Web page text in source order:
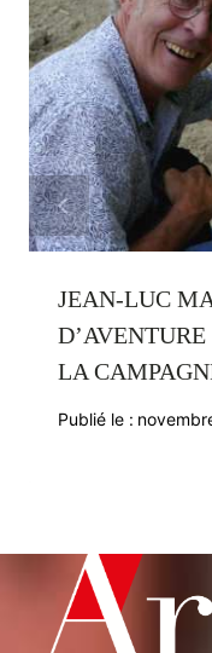
JEAN-LUC
LA
Publié le :